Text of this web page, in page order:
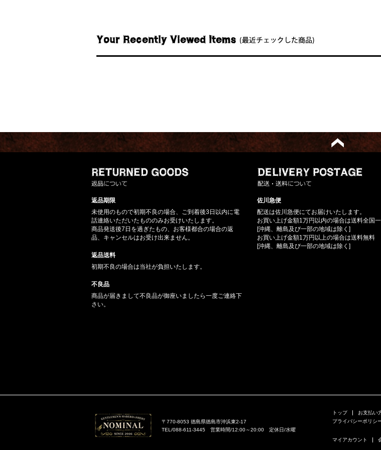
返品期限
未使用のもので初期不良の場合、ご到着後3日以内に電
話連絡いただいたもののみお受けいたします。
商品発送後7日を過ぎたもの、お客様都合の場合の返
品、キャンセルはお受け出来ません。
返品送料
初期不良の場合は当社が負担いたします。
不良品
商品が届きまして不良品が御座いましたら一度ご連絡下
さい。
佐川急便
配送は佐川急便にてお届けいたします。
お買い上げ金額1万円以内の場合は送料全国
[沖縄、離島及び一部の地域は除く]
お買い上げ金額1万円以上の場合は送料無料
[沖縄、離島及び一部の地域は除く]
〒770-8053 徳島県徳島市沖浜東2-17
TEL/088-611-3445 営業時間/12:00～20:00 定休日/水曜
トップ お支払い
プライバシーポリシ
マイアカウント